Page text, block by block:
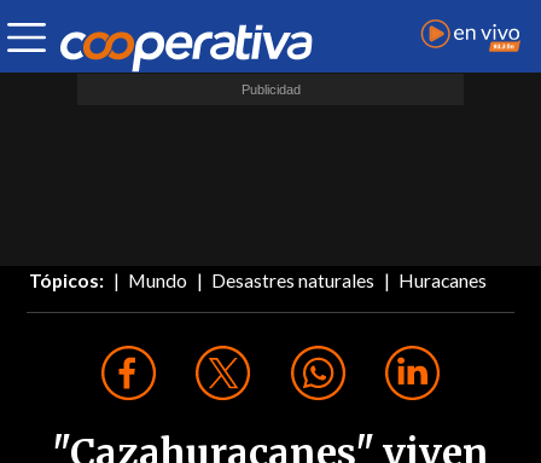
Tópicos: Mundo Desastres naturales Huracanes